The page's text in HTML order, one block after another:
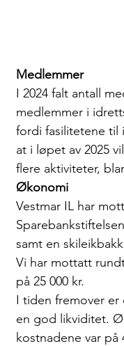
Medlemmer
I 2024 falt antall
medlemmer i
fordi fasilitetene til
at i løpet av 2025
flere aktiviteter,
Økonomi
Vestmar IL har
samt en
Vi har mottatt
på 25 000 kr.
I tiden fremover
en god likviditet.
kostnadene var på